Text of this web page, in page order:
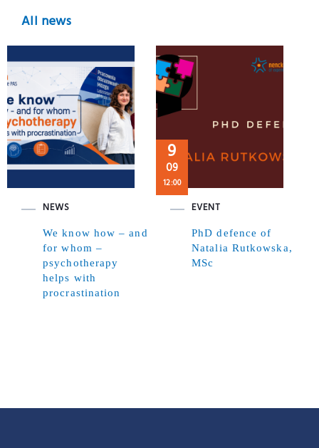
All news
NEWS
We know how – and
for whom –
psychotherapy
helps with
procrastination
9
09
12:00
EVENT
PhD defence of
Natalia Rutkowska,
MSc